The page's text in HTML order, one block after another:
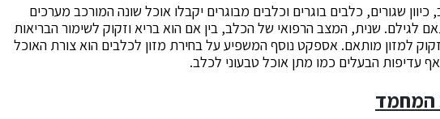
שגורים, כלבים בוגרים וכלבים מבוגרים יקבלו אוכל שונה המורכב מערכים
לגילם. שנית, המצב הרפואי של הכלב, בין אם הוא בריא וזקוק לשימור הבריאות
למזון מותאם. אספקט נוסף המשפיע על בחירת מזון לכלבים הוא צורת האוכל
עדיפות הבעלים כמו מתן אוכל טבעוני לכלב.
המחמד